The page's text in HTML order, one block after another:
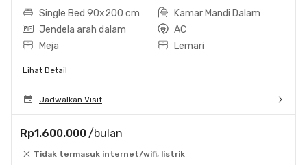
Single Bed 90x200 cm
Kamar Mandi Dalam
Jendela arah dalam
AC
Meja
Lemari
Lihat Detail
Jadwalkan Visit
Rp1.600.000 /bulan
Tidak termasuk internet/wifi, listrik